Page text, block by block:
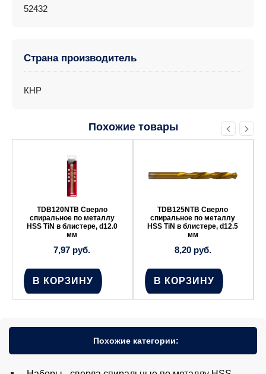
52432
Страна производитель
КНР
Похожие товары
TDB120NTB Сверло
спиральное по металлу
HSS TiN в блистере, d12.0
мм
7,97 руб.
В КОРЗИНУ
TDB125NTB Сверло
спиральное по металлу
HSS TiN в блистере, d12.5
мм
8,20 руб.
В КОРЗИНУ
Похожие категории: